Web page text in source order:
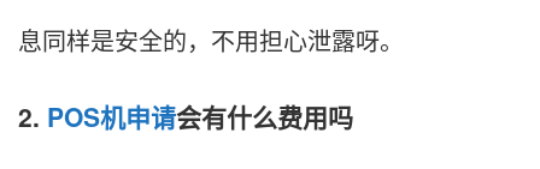
息同样是安全的，不用担心泄露呀。
2. POS机申请会有什么费用吗